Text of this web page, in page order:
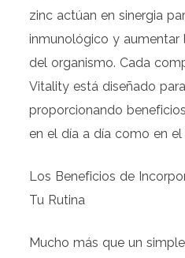
zinc actúan en sinergia
inmunológico y aumentar
del organismo. Cada
Vitality está diseñado
proporcionando
en el día a día como en
Los Beneficios de
Tu Rutina
Mucho más que un